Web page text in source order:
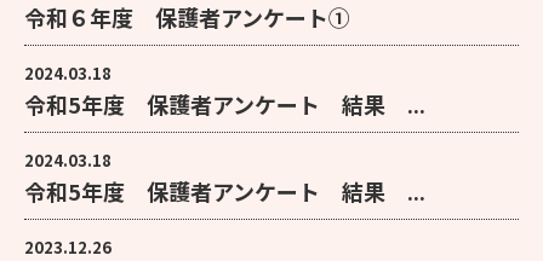
令和６年度 保護者アンケート①
2024.03.18
令和5年度 保護者アンケート 結果 ...
2024.03.18
令和5年度 保護者アンケート 結果 ...
2023.12.26